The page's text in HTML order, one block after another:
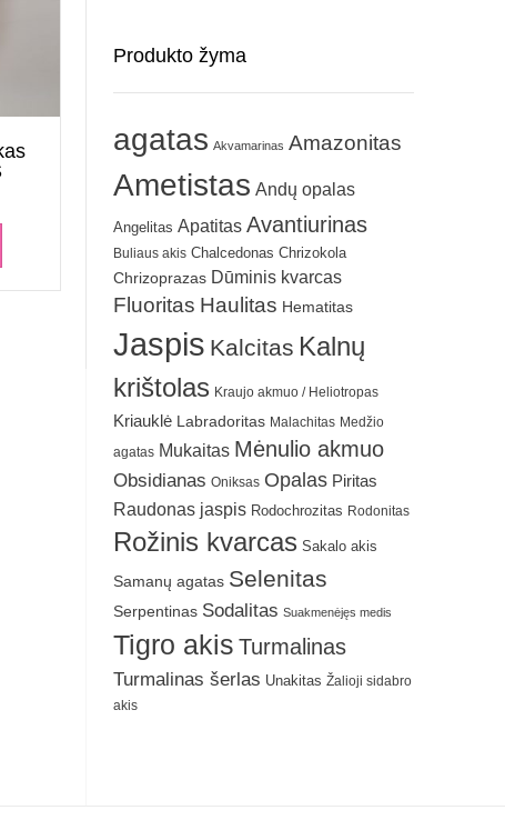
Produkto žyma
agatas Akvamarinas Amazonitas
Ametistas Andų opalas
Angelitas Apatitas Avantiurinas
Buliaus akis Chalcedonas Chrizokola
Chrizoprazas Dūminis kvarcas
Fluoritas Haulitas Hematitas
Jaspis Kalcitas Kalnų
krištolas Kraujo akmuo / Heliotropas
Kriauklė Labradoritas Malachitas Medžio
agatas Mukaitas Mėnulio akmuo
Obsidianas Oniksas Opalas Piritas
Raudonas jaspis Rodochrozitas Rodonitas
Rožinis kvarcas Sakalo akis
Samanų agatas Selenitas
Serpentinas Sodalitas Suakmenėjęs medis
Tigro akis Turmalinas
Turmalinas šerlas Unakitas Žalioji sidabro
akis